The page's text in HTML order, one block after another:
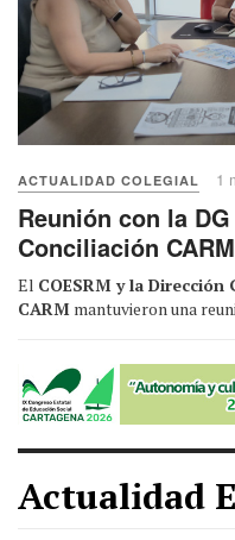
ACTUALIDAD COLEGIAL 1
Reunión con la
Conciliación
El COESRM y la
CARM mantuvieron una
Actualidad